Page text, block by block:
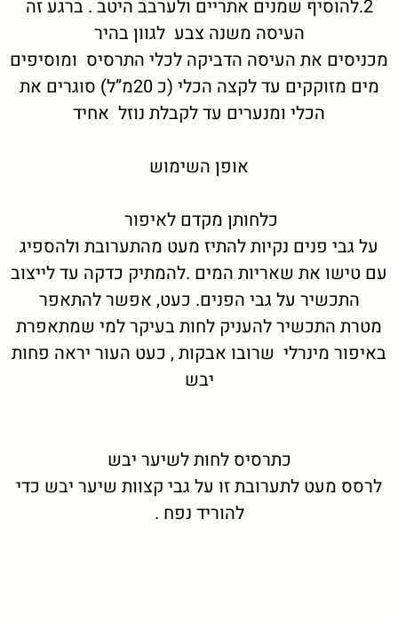
2.להוסיף שמנים אתריים ולערבב היטב . ברגע זה
העיסה משנה צבע לגוון בהיר
מכניסים את העיסה הדביקה לכלי התרסיס ומוסיפים
מים מזוקקים עד לקצה הכלי (כ 20מ”ל) סוגרים את
הכלי ומנערים עד לקבלת נוזל אחיד
אופן השימוש
כלחותן מקדם לאיפור
על גבי פנים נקיות להתיז מעט מהתערובת ולהספיג
עם טישו את שאריות המים .להמתיק כדקה עד לייצוב
התכשיר על גבי הפנים. כעט, אפשר להתאפר
מטרת התכשיר להעניק לחות בעיקר למי שמתאפרת
באיפור מינרלי שרובו אבקות , כעט העור יראה פחות
יבש
כתרסיס לחות לשיער יבש
לרסס מעט לתערובת זו על גבי קצוות שיער יבש כדי
להוריד נפח .